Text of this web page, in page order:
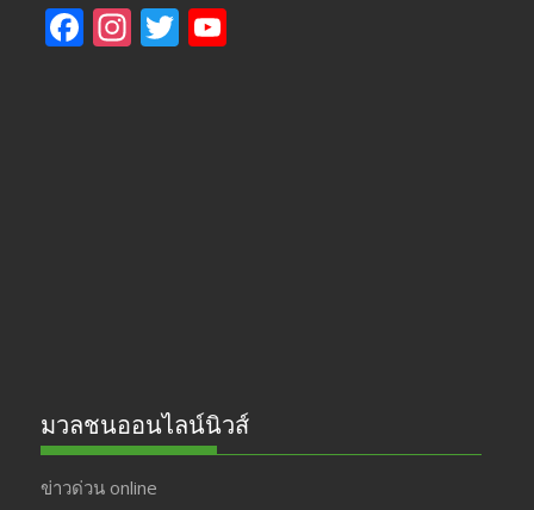
F In T
มวลชนออนไลน์นิวส์
ข่าวด่วน online